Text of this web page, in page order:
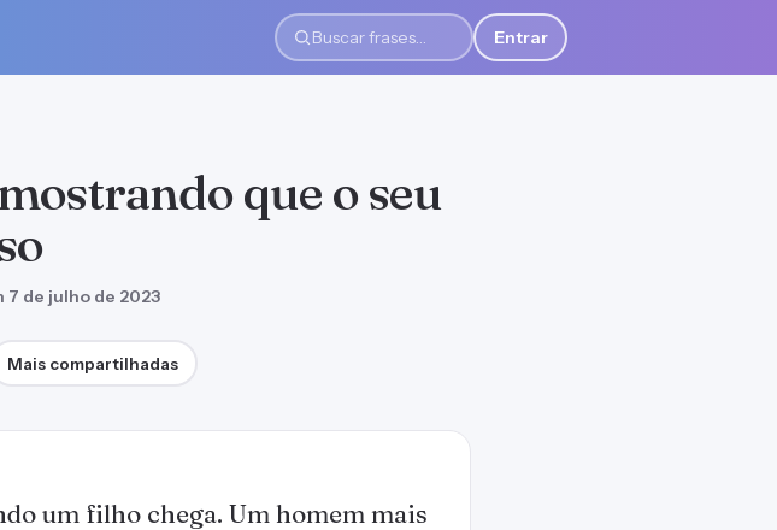
Buscar frases
Entrar
que o seu
de julho de 2023
Mais compartilhadas
um filho chega. Um homem mais